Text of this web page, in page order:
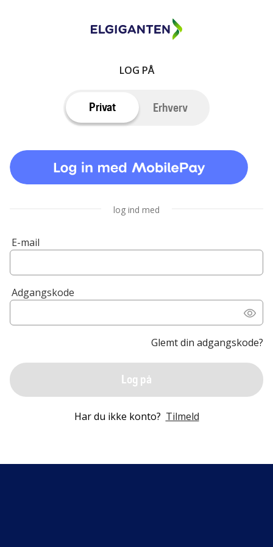
LOG PÅ
Privat Erhverv
log ind med
E-mail
Adgangskode
Glemt din adgangskode?
Log på
Har du ikke konto? Tilmeld